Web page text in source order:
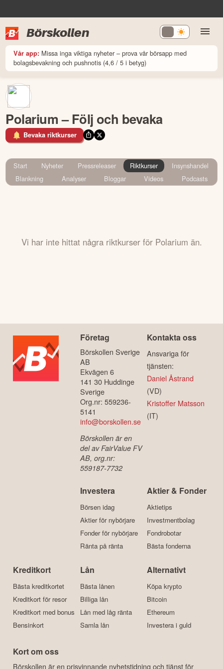
Börskollen
Vår app: Missa inga viktiga nyheter – prova vår börsapp med
bolagsbevakning och pushnotis (4,6 / 5 i betyg)
Polarium – Följ och bevaka
Bevaka riktkurser
Start Nyheter Pressreleaser Riktkurser
Insynshandel
Blankning
Analyser Bloggar Videos Podcasts
Vi har inte hittat några riktkurser för Polarium än.
Företag
Börskollen Sverige
AB
Ekvägen 6
141 30 Huddinge
Sverige
Org.nr: 559236-
5141
info@borskollen.se
Börskollen är en
del av FairValue FV
AB, org.nr:
559187-7732
Kontakta oss
Ansvariga för
tjänsten:
Daniel Åstrand
(VD)
Kristoffer Matsson
(IT)
Investera
Börsen idag
Aktier för nybörjare
Fonder för nybörjare
Ränta på ränta
Aktier & Fonder
Aktietips
Investmentbolag
Fondrobotar
Bästa fonderna
Kreditkort
Bästa kreditkortet
Kreditkort för resor
Kreditkort med bonus
Bensinkort
Lån
Bästa lånen
Billiga lån
Lån med låg ränta
Samla lån
Alternativt
Köpa krypto
Bitcoin
Ethereum
Investera i guld
Kort om oss
Börskollen är en prisvinnande nyhetstidning och tjänst för